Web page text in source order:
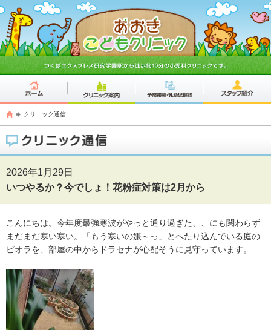
クリニック通信
2026年1月29日
いつやるか？今でしょ！花粉症対策は2月から
こんにちは。今年度最強寒波がやっと通り過ぎた、、にも関わらず
まだまだ寒い寒い。「もう寒いの嫌～っ」とへたり込んでいる庭の
ビオラを、部屋の中からドラセナが心配そうに見守っています。